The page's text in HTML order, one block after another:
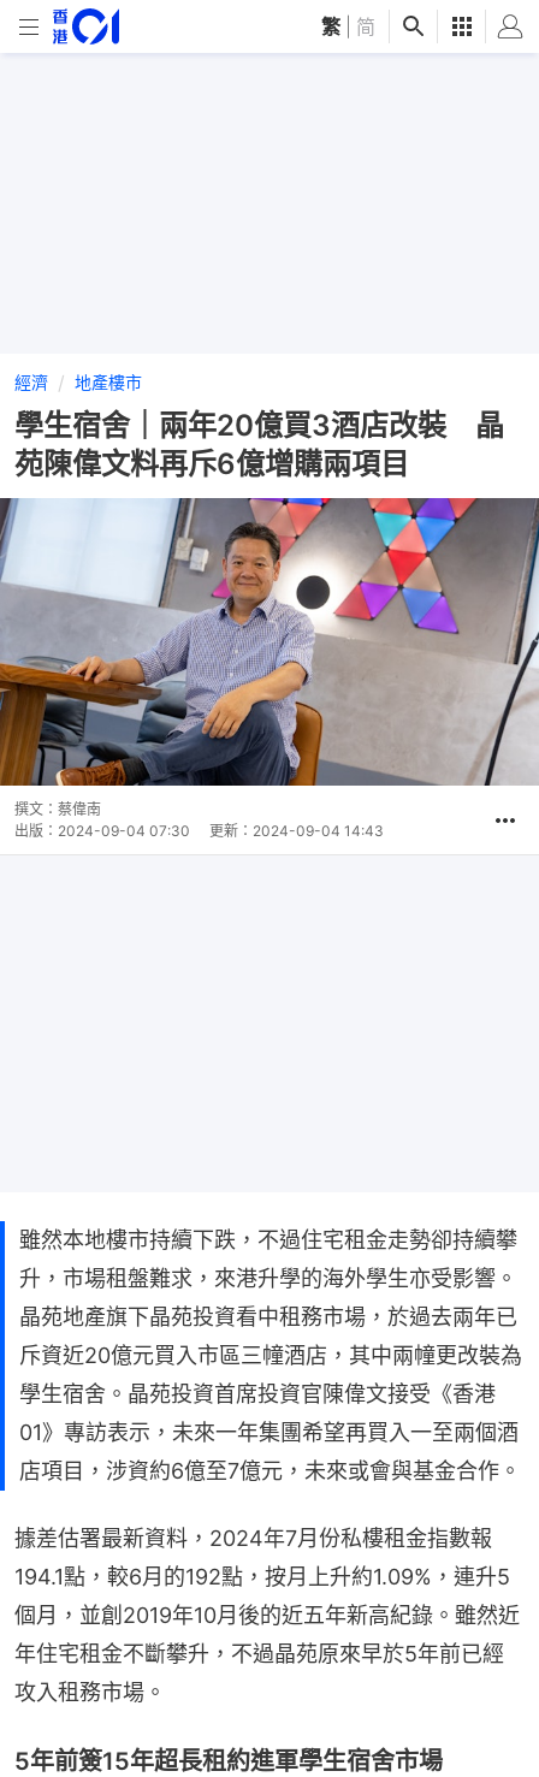
繁 简
經濟 地產樓市
學生宿舍｜兩年20億買3酒店改裝 晶
苑陳偉文料再斥6億增購兩項目
撰文： 蔡偉南
出版： 2024-09-04 07:30 更新： 2024-09-04 14:43
雖然本地樓市持續下跌，不過住宅租金走勢卻持續攀
升，市場租盤難求，來港升學的海外學生亦受影響。
晶苑地產旗下晶苑投資看中租務市場，於過去兩年已
斥資近20億元買入市區三幢酒店，其中兩幢更改裝為
學生宿舍。晶苑投資首席投資官陳偉文接受《香港
01》專訪表示，未來一年集團希望再買入一至兩個酒
店項目，涉資約6億至7億元，未來或會與基金合作。
據差估署最新資料，2024年7月份私樓租金指數報
194.1點，較6月的192點，按月上升約1.09%，連升5
個月，並創2019年10月後的近五年新高紀錄。雖然近
年住宅租金不斷攀升，不過晶苑原來早於5年前已經
攻入租務市場。
5年前簽15年超長租約進軍學生宿舍市場